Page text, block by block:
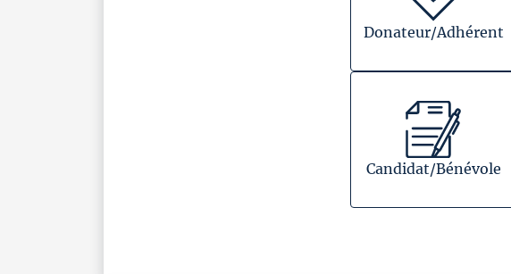
Donateur/Adhérent
Candidat/Bénévole